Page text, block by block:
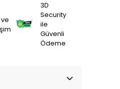
3D
Security
ile
Güvenli
Ödeme